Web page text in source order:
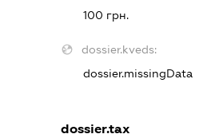
100 грн.
dossier.kveds:
dossier.missingData
dossier.tax